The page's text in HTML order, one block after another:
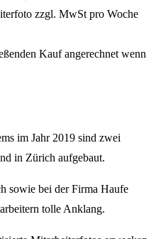
zzgl. MwSt pro Woche
Kauf angerechnet wenn
im Jahr 2019 sind zwei
in Zürich aufgebaut.
sowie bei der Firma Haufe
tolle Anklang.